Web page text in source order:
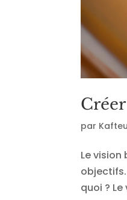
par
Le
quoi ?